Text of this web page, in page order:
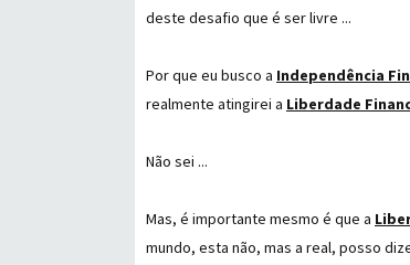
deste desafio que é ser livre ...
Por que eu busco a Independência
realmente atingirei a Liberdade
Não sei ...
Mas, é importante mesmo é que a
mundo, esta não, mas a real, posso